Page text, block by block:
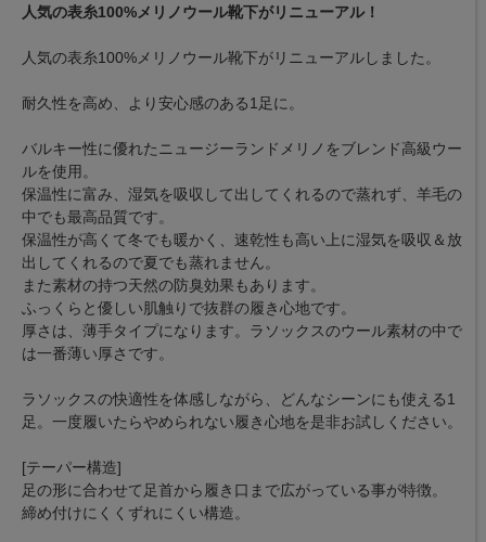
人気の表糸100%メリノウール靴下がリニューアル！
人気の表糸100%メリノウール靴下がリニューアルしました。
耐久性を高め、より安心感のある1足に。
バルキー性に優れたニュージーランドメリノをブレンド高級ウー
ルを使用。
保温性に富み、湿気を吸収して出してくれるので蒸れず、羊毛の
中でも最高品質です。
保温性が高くて冬でも暖かく、速乾性も高い上に湿気を吸収＆放
出してくれるので夏でも蒸れません。
また素材の持つ天然の防臭効果もあります。
ふっくらと優しい肌触りで抜群の履き心地です。
厚さは、薄手タイプになります。ラソックスのウール素材の中で
は一番薄い厚さです。
ラソックスの快適性を体感しながら、どんなシーンにも使える1
足。一度履いたらやめられない履き心地を是非お試しください。
[テーパー構造]
足の形に合わせて足首から履き口まで広がっている事が特徴。
締め付けにくくずれにくい構造。